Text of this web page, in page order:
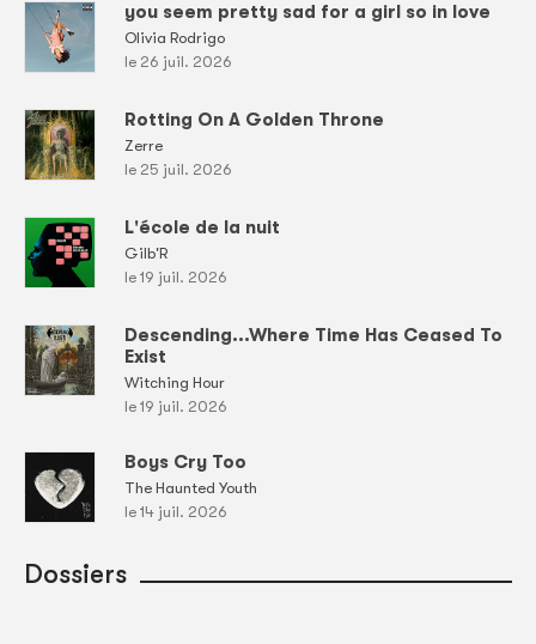
you seem pretty sad for a girl so in love
Olivia Rodrigo
le 26 juil. 2026
Rotting On A Golden Throne
Zerre
le 25 juil. 2026
L'école de la nuit
Gilb'R
le 19 juil. 2026
Descending...Where Time Has Ceased To
Exist
Witching Hour
le 19 juil. 2026
Boys Cry Too
The Haunted Youth
le 14 juil. 2026
Dossiers